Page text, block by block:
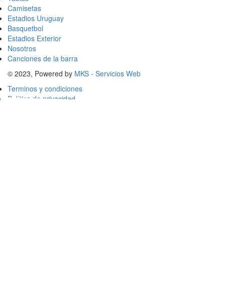
Camisetas
Estadios Uruguay
Basquetbol
Estadios Exterior
Nosotros
Canciones de la barra
© 2023, Powered by MKS - Servicios Web
Terminos y condiciones
Política de privacidad